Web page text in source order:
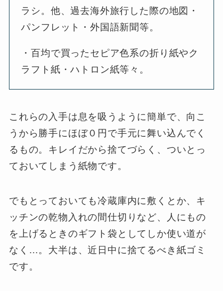
ラシ。他、過去海外旅行した際の地図・
パンフレット・外国語新聞等。
・百均で買ったセピア色系の折り紙やク
ラフト紙・ハトロン紙等々。
これらの入手は息を吸うように簡単で、向こ
うから勝手にほぼ０円で手元に舞い込んでく
るもの。キレイだから捨てづらく、ついとっ
ておいてしまう紙物です。
でもとっておいても冷蔵庫内に敷くとか、キ
ッチンの乾物入れの間仕切りなど、人にもの
を上げるときのギフト袋としてしか使い道が
なく…。大半は、近日中に捨てるべき紙ゴミ
です。